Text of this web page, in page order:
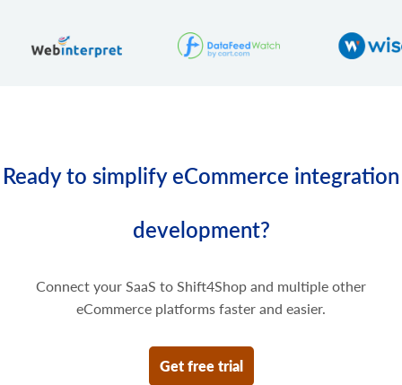
product.variant.price.update
Ready to simplify eCommerce integration
development?
Connect your SaaS to Shift4Shop and multiple other
eCommerce platforms faster and easier.
Get free trial